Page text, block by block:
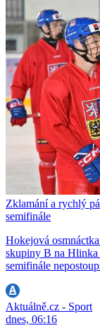
Zklamání a rychlý
semifinále
Hokejová
skupiny B na
semifinále
Aktuálně.cz - Sport
dnes, 06:16